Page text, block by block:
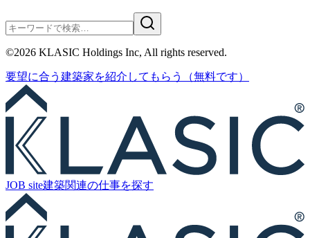
©2026 KLASIC Holdings Inc, All rights reserved.
要望に合う 建築家を紹介 してもらう （無料です）
JOB site建築関連の仕事を探す